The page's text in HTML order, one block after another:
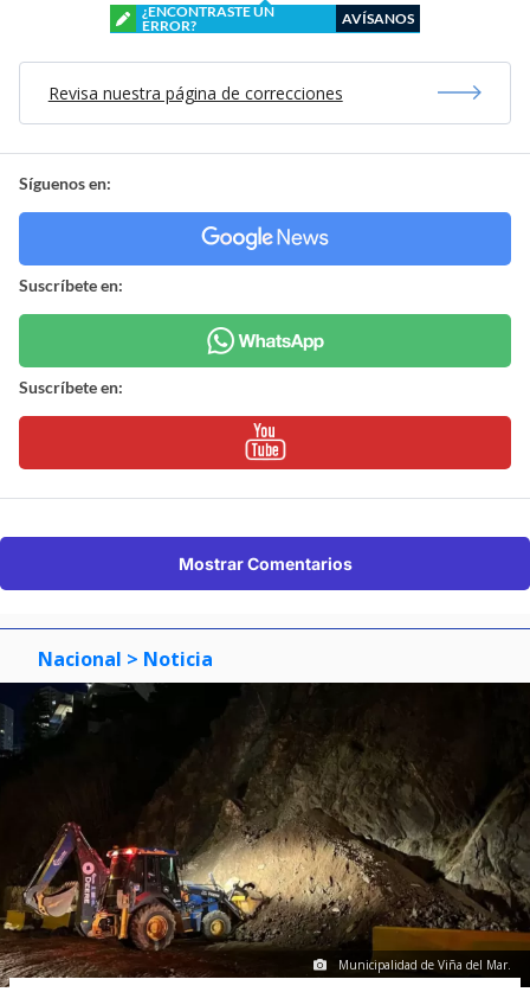
¿ENCONTRASTE UN
ERROR?
AVÍSANOS
Revisa nuestra página de correcciones
Síguenos en:
Suscríbete en:
Suscríbete en:
Mostrar Comentarios
Nacional > Noticia
Municipalidad de Viña del Mar.